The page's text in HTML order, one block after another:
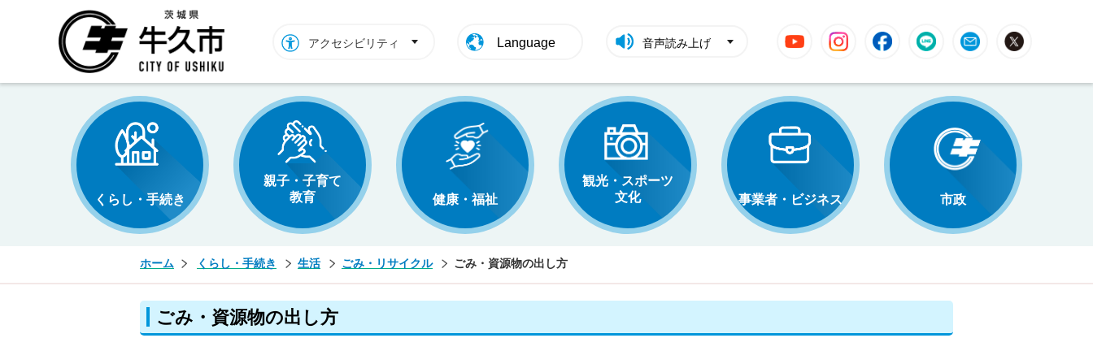
アクセシビリティ Language 音声読み上げ
YouTube InstagramFacebookLINE Mail
くらし・手続き
親子・子育て
教育
健康・福祉
観光・スポーツ
文化
事業者・ビジネス 市政
ホーム くらし・手続き 生活 ごみ・リサイクル ごみ・資源物の出し方
ごみ・資源物の出し方